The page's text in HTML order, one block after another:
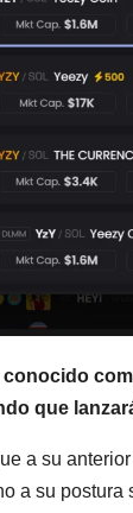
conocido
que
a su
a su postura